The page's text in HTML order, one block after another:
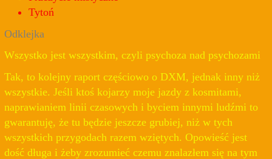
Tytoń
Odklejka
Wszystko jest wszystkim, czyli psychoza nad psychozami
Tak, to kolejny raport częściowo o DXM, jednak inny niż
wszystkie. Jeśli ktoś kojarzy moje jazdy z kosmitami,
naprawianiem linii czasowych i byciem innymi ludźmi to
gwarantuję, że tu będzie jeszcze grubiej, niż w tych
wszystkich przygodach razem wziętych. Opowieść jest
dość długa i żeby zrozumieć czemu znalazłem się na tym